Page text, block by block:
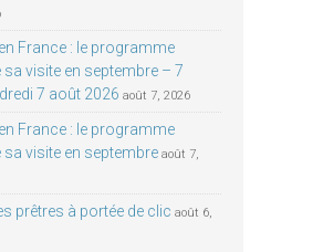
France : le programme
sa visite en septembre – 7
7 août 2026 août 7, 2026
France : le programme
sa visite en septembre août 7,
prêtres à portée de clic août 6,